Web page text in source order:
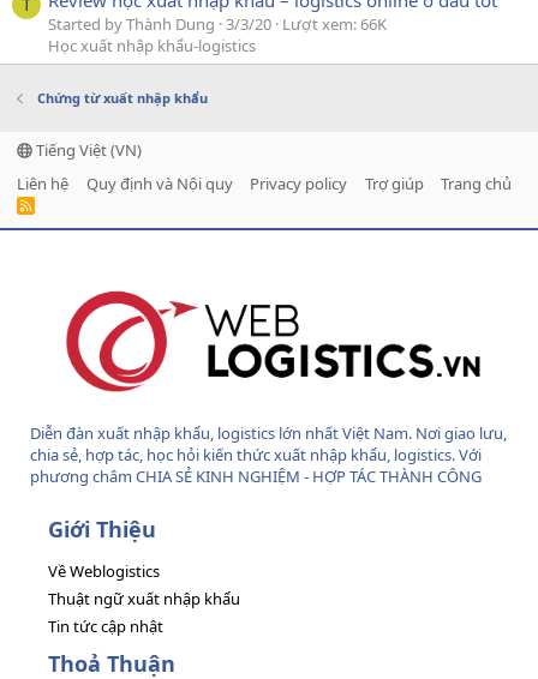
T
Started by Thành Dung 3/3/20 Lượt xem: 66K
Học xuất nhập khẩu-logistics
Chứng từ xuất nhập khẩu
Tiếng Việt (VN)
Liên hệ
Quy định và Nội quy Privacy policy Trợ giúp Trang chủ
R
Diễn đàn xuất nhập khẩu, logistics lớn nhất Việt Nam. Nơi giao lưu,
chia sẻ, hợp tác, học hỏi kiến thức xuất nhập khẩu, logistics. Với
phương châm CHIA SẺ KINH NGHIỆM - HỢP TÁC THÀNH CÔNG
Giới Thiệu
Về Weblogistics
Thuật ngữ xuất nhập khẩu
Tin tức cập nhật
Thoả Thuận